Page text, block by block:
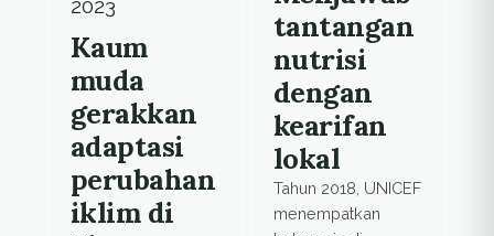
2023
Kaum
muda
gerakkan
adaptasi
perubahan
iklim di
tantangan
nutrisi
dengan
kearifan
lokal
Tahun 2018, UNICEF
menempatkan